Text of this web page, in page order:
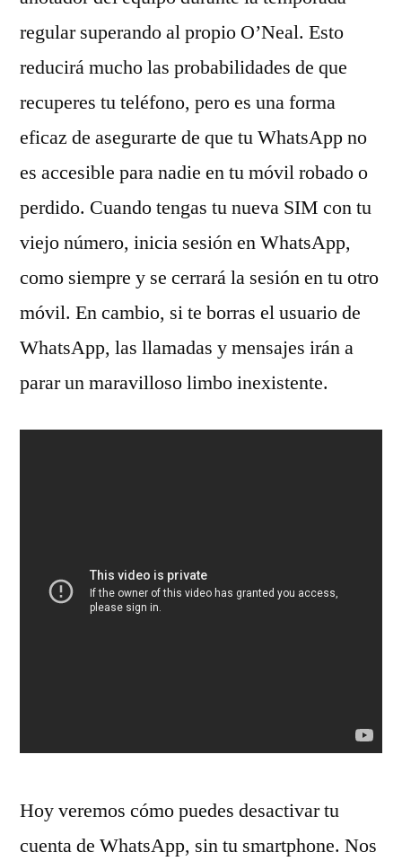
regular superando al propio O’Neal. Esto
reducirá mucho las probabilidades de que
recuperes tu teléfono, pero es una forma
eficaz de asegurarte de que tu WhatsApp no
es accesible para nadie en tu móvil robado o
perdido. Cuando tengas tu nueva SIM con tu
viejo número, inicia sesión en WhatsApp,
como siempre y se cerrará la sesión en tu otro
móvil. En cambio, si te borras el usuario de
WhatsApp, las llamadas y mensajes irán a
parar un maravilloso limbo inexistente.
Hoy veremos cómo puedes desactivar tu
cuenta de WhatsApp, sin tu smartphone. Nos